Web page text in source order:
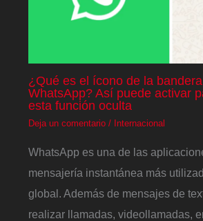
¿Qué es el ícono de la
WhatsApp? Así puede activar
esta función oculta
Deja un comentario / Internacional
WhatsApp es una de las
mensajería instantánea más
global. Además de mensajes de
realizar llamadas, videollamadas,